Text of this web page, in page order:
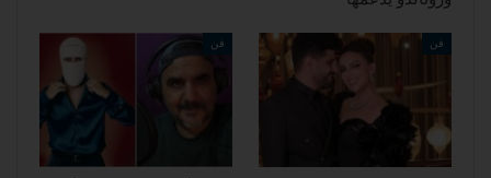
فن فن